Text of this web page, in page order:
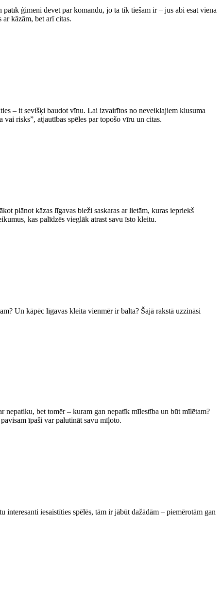
ģimeni dēvēt par komandu, jo tā tik tiešām ir – jūs abi esat vienā
kāzām, bet arī citas.
– it sevišķi baudot vīnu. Lai izvairītos no neveiklajiem klusuma
risks”, atjautības spēles par topošo vīru un citas.
plānot kāzas līgavas bieži saskaras ar lietām, kuras iepriekš
kas palīdzēs vieglāk atrast savu īsto kleitu.
Un kāpēc līgavas kleita vienmēr ir balta? Šajā rakstā uzzināsi
nepatiku, bet tomēr – kuram gan nepatīk mīlestība un būt mīlētam?
īpaši var palutināt savu mīļoto.
iesaistīties spēlēs, tām ir jābūt dažādām – piemērotām gan